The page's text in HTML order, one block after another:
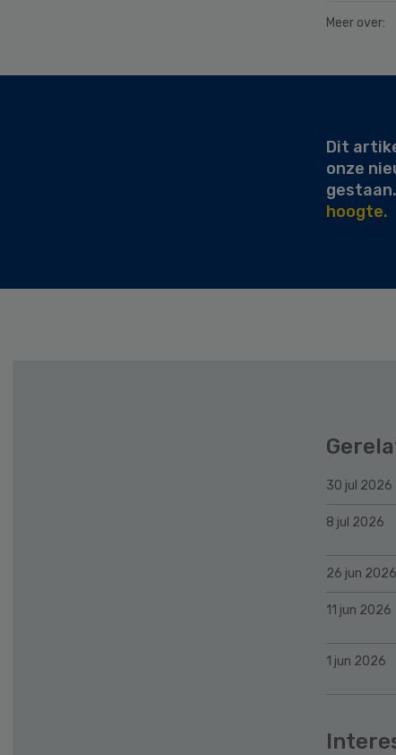
Meer over:
Dit
onze
gestaan.
hoogte.
30 jul 2026
8 jul 2026
26 jun 2026
11 jun 2026
1 jun 2026